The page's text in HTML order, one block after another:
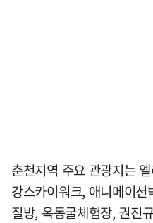
춘천지역 주요 관광지는
강스카이워크, 애니메이
질방, 옥동굴체험장, 권진